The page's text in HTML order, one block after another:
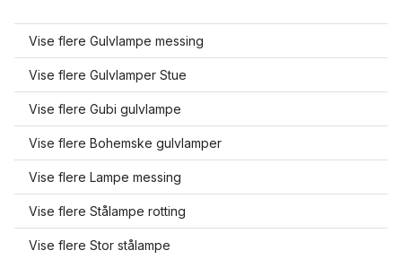
Vise flere Gulvlampe messing
Vise flere Gulvlamper Stue
Vise flere Gubi gulvlampe
Vise flere Bohemske gulvlamper
Vise flere Lampe messing
Vise flere Stålampe rotting
Vise flere Stor stålampe